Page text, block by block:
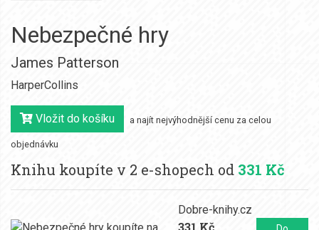
Nebezpečné hry
James Patterson
HarperCollins
Vložit do košíku a najít nejvýhodnější cenu za celou
objednávku
Knihu koupíte v 2 e-shopech od 331 Kč
Dobre-knihy.cz
331 Kč